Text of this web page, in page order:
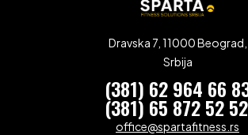
Dravska 7, 11000 Beograd,
Srbija
(381) 62 964 66
(381) 65 872 52 52
office@spartafitness.rs